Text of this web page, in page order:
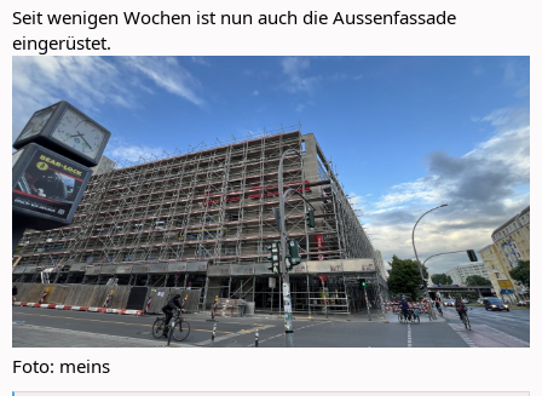
Seit wenigen Wochen ist nun auch die Aussenfassade
eingerüstet.
Foto: meins